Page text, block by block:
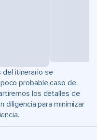
del itinerario se
probable caso de
los detalles de
diligencia para minimizar